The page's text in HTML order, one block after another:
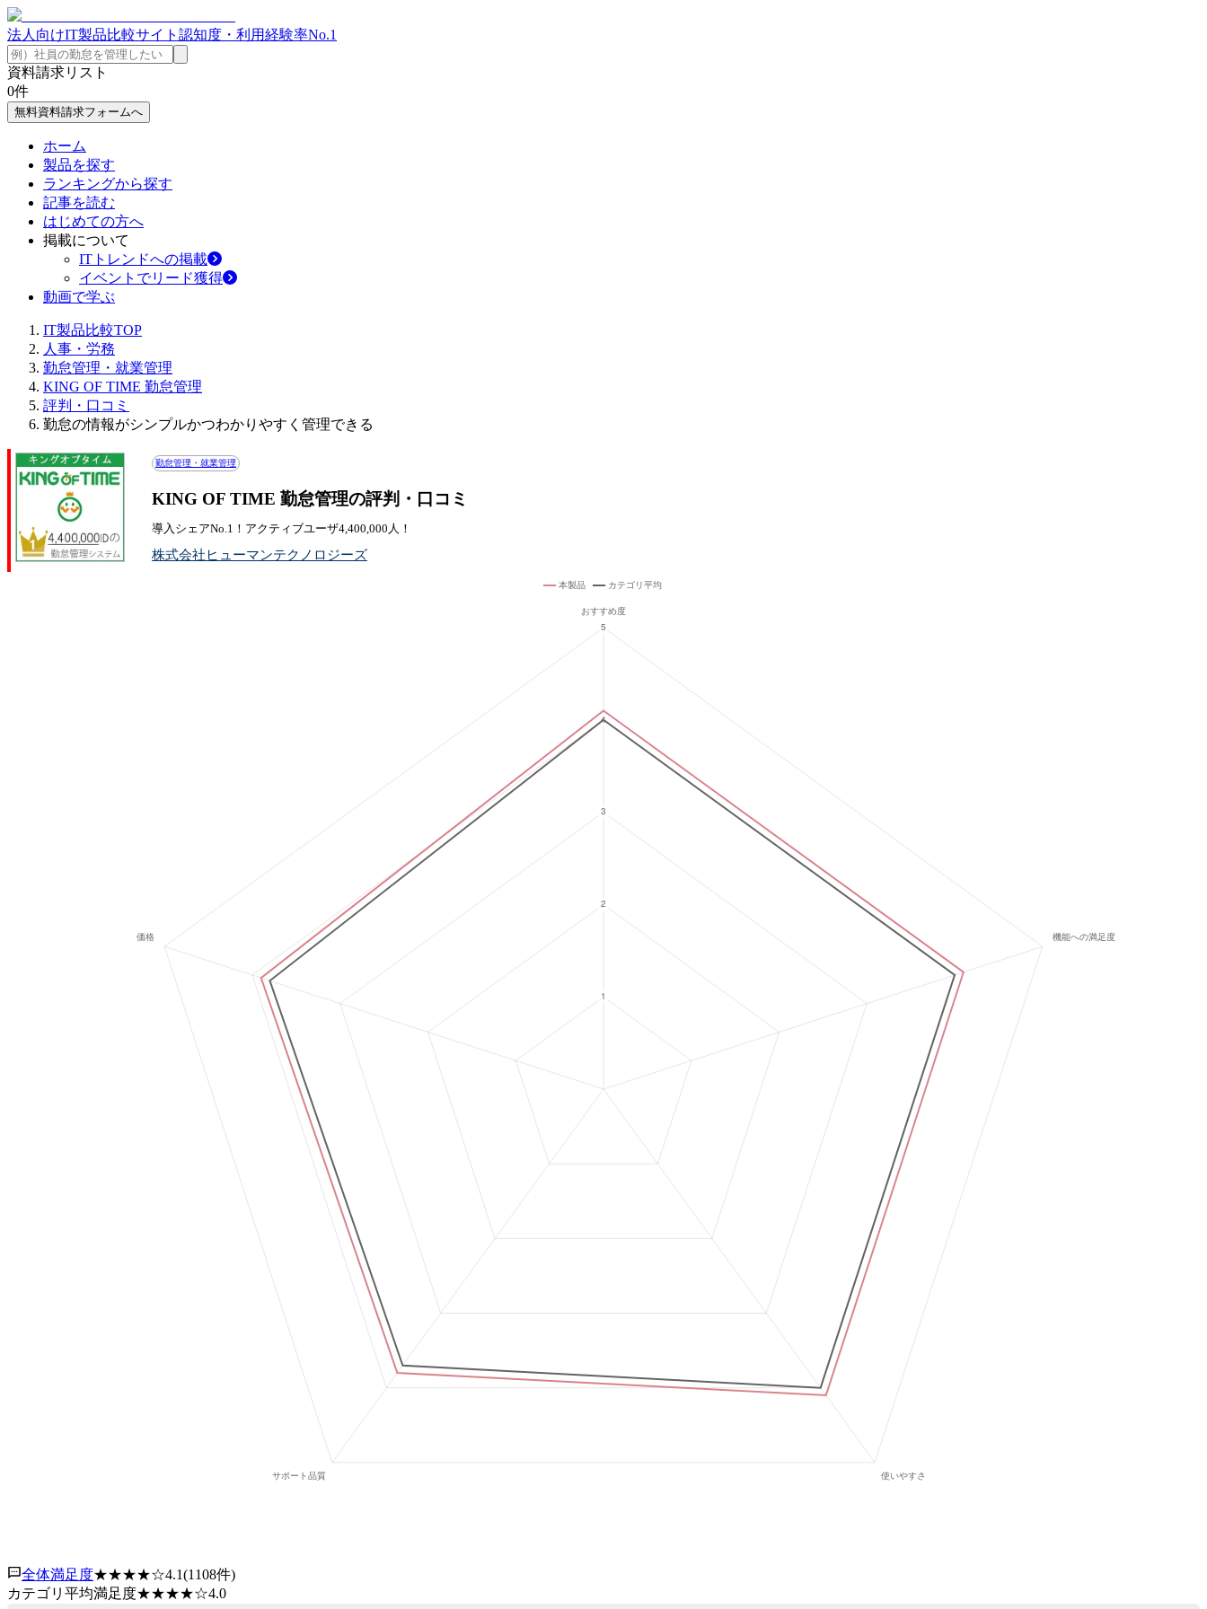
法人向けIT製品比較サイト 認知度・利用経験率No.1
資料請求リスト
0件
無料資料請求フォームへ
ホーム
製品を探す
ランキングから探す
記事を読む
はじめての方へ
掲載について
ITトレンドへの掲載
イベントでリード獲得
動画で学ぶ
IT製品比較TOP
人事・労務
勤怠管理・就業管理
KING OF TIME 勤怠管理
評判・口コミ
勤怠の情報がシンプルかつわかりやすく管理できる
勤怠管理・就業管理
KING OF TIME 勤怠管理の評判・口コミ
導入シェアNo.1！アクティブユーザ4,400,000人！
株式会社ヒューマンテクノロジーズ
全体満足度★★★★☆4.1(1108件)
カテゴリ平均満足度★★★★☆4.0